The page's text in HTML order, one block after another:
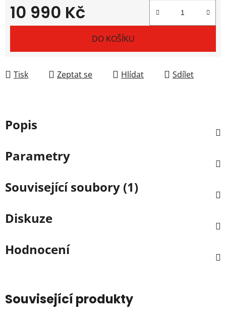
10 990 Kč
Měrná cena:
DO KOŠÍKU
Tisk Zeptat se Hlídat Sdílet
Popis
Parametry
Související soubory (1)
Diskuze
Hodnocení
Související produkty